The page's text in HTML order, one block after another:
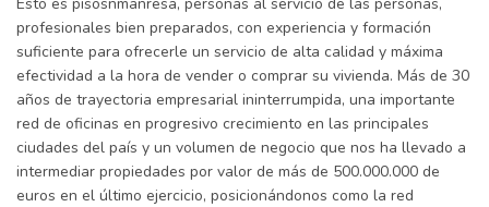
profesionales bien preparados, con experiencia y formación
suficiente para ofrecerle un servicio de alta calidad y máxima
efectividad a la hora de vender o comprar su vivienda. Más de 30
años de trayectoria empresarial ininterrumpida, una importante
red de oficinas en progresivo crecimiento en las principales
ciudades del país y un volumen de negocio que nos ha llevado a
intermediar propiedades por valor de más de 500.000.000 de
euros en el último ejercicio, posicionándonos como la red